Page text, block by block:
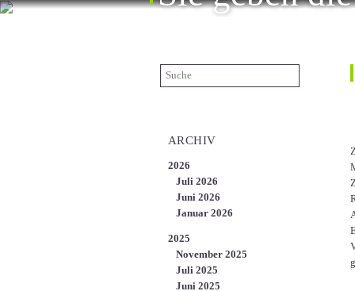
ARCHIV
2026
Juli 2026
Juni 2026
Januar 2026
2025
November 2025
Juli 2025
Juni 2025